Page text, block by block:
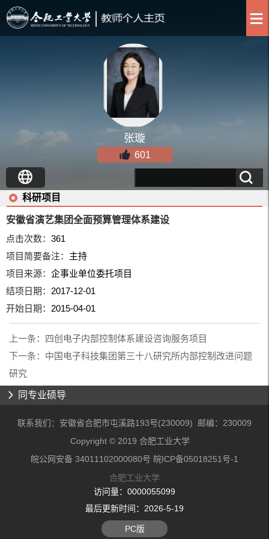
张璇
601
科研项目
安徽省演艺集团全面预算管理体系建设
点击次数：361
项目简要备注： 主持
项目来源：企事业单位委托项目
结项日期： 2017-12-01
开始日期： 2015-04-01
上一条： 四创电子内部控制体系建设咨询服务项目
下一条： 中国电子科技集团第三十八研究所内部控制改进问题
研究
同专业硕导
联系我们：安徽省合肥市屯溪路193号(230009) 邮编：230009
Copyright © 2019 合肥工业大学
皖公网安备 34011102000080号 皖ICP备05018251号-1
合肥工业大学
访问量： 0000055099
最后更新时间： 2026-5-19
PC版